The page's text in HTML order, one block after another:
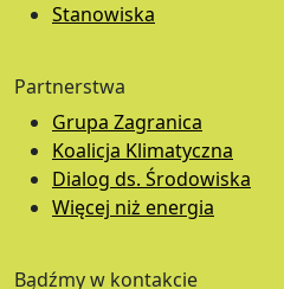
Stanowiska
Partnerstwa
Grupa Zagranica
Koalicja Klimatyczna
Dialog ds. Środowiska
Więcej niż energia
Bądźmy w kontakcie